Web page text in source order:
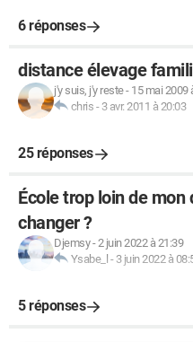
6 réponses
distance élevage
j'y suis, j'y reste- 15 mai 2009
chris - 3 avr. 2011 à 20:03
25 réponses
École trop loin de
changer ?
Djemsy-2 juin 2022 à 21:39
Ysabe_l - 3 juin 2022 à
5 réponses